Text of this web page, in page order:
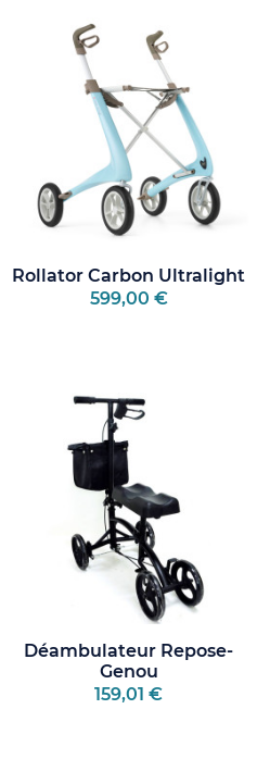
Rollator Carbon Ultralight
599,00 €
Déambulateur Repose-
Genou
159,01 €